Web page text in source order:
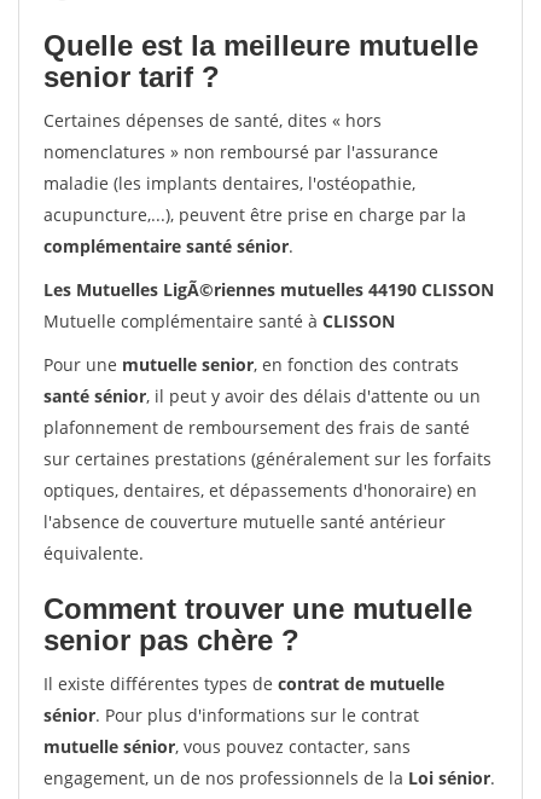
Quelle est la meilleure mutuelle
senior tarif ?
Certaines dépenses de santé, dites « hors
nomenclatures » non remboursé par l'assurance
maladie (les implants dentaires, l'ostéopathie,
acupuncture,...), peuvent être prise en charge par la
complémentaire santé sénior.
Les Mutuelles LigÃ©riennes mutuelles 44190 CLISSON
Mutuelle complémentaire santé à CLISSON
Pour une mutuelle senior, en fonction des contrats
santé sénior, il peut y avoir des délais d'attente ou un
plafonnement de remboursement des frais de santé
sur certaines prestations (généralement sur les forfaits
optiques, dentaires, et dépassements d'honoraire) en
l'absence de couverture mutuelle santé antérieur
équivalente.
Comment trouver une mutuelle
senior pas chère ?
Il existe différentes types de contrat de mutuelle
sénior. Pour plus d'informations sur le contrat
mutuelle sénior, vous pouvez contacter, sans
engagement, un de nos professionnels de la Loi sénior.